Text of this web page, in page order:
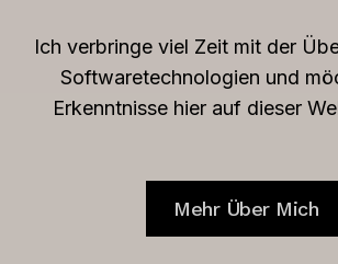
Ich verbringe viel Zeit mit der
Softwaretechnologien und
Erkenntnisse hier auf dieser
Mehr Über Mich